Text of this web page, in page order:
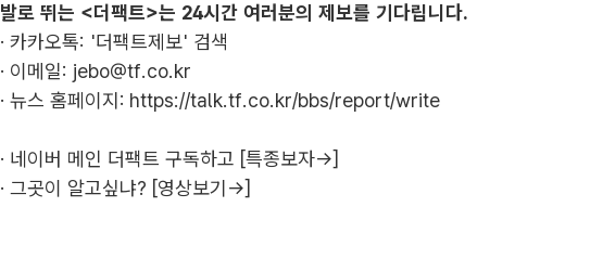
발로 뛰는 <더팩트>는 24시간 여러분의 제보를 기다립니다.
· 카카오톡: '더팩트제보' 검색
· 이메일: jebo@tf.co.kr
· 뉴스 홈페이지: https://talk.tf.co.kr/bbs/report/write
· 네이버 메인 더팩트 구독하고 [특종보자→]
· 그곳이 알고싶냐? [영상보기→]